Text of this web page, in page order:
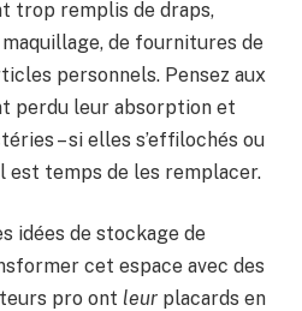
trop remplis de draps,
de fournitures de
personnels. Pensez aux
perdu leur absorption et
– si elles s’effilochés ou
est temps de les remplacer.
idées de stockage de
cet espace avec des
pro ont leur placards en